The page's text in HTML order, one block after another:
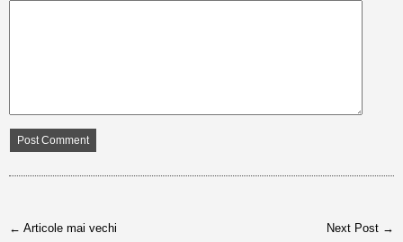
← Articole mai vechi Next Post →